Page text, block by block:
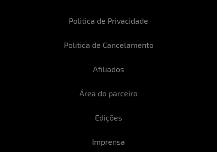
Politica de Privacidade
Politica de Cancelamento
Afiliados
Área do parceiro
Edições
Imprensa